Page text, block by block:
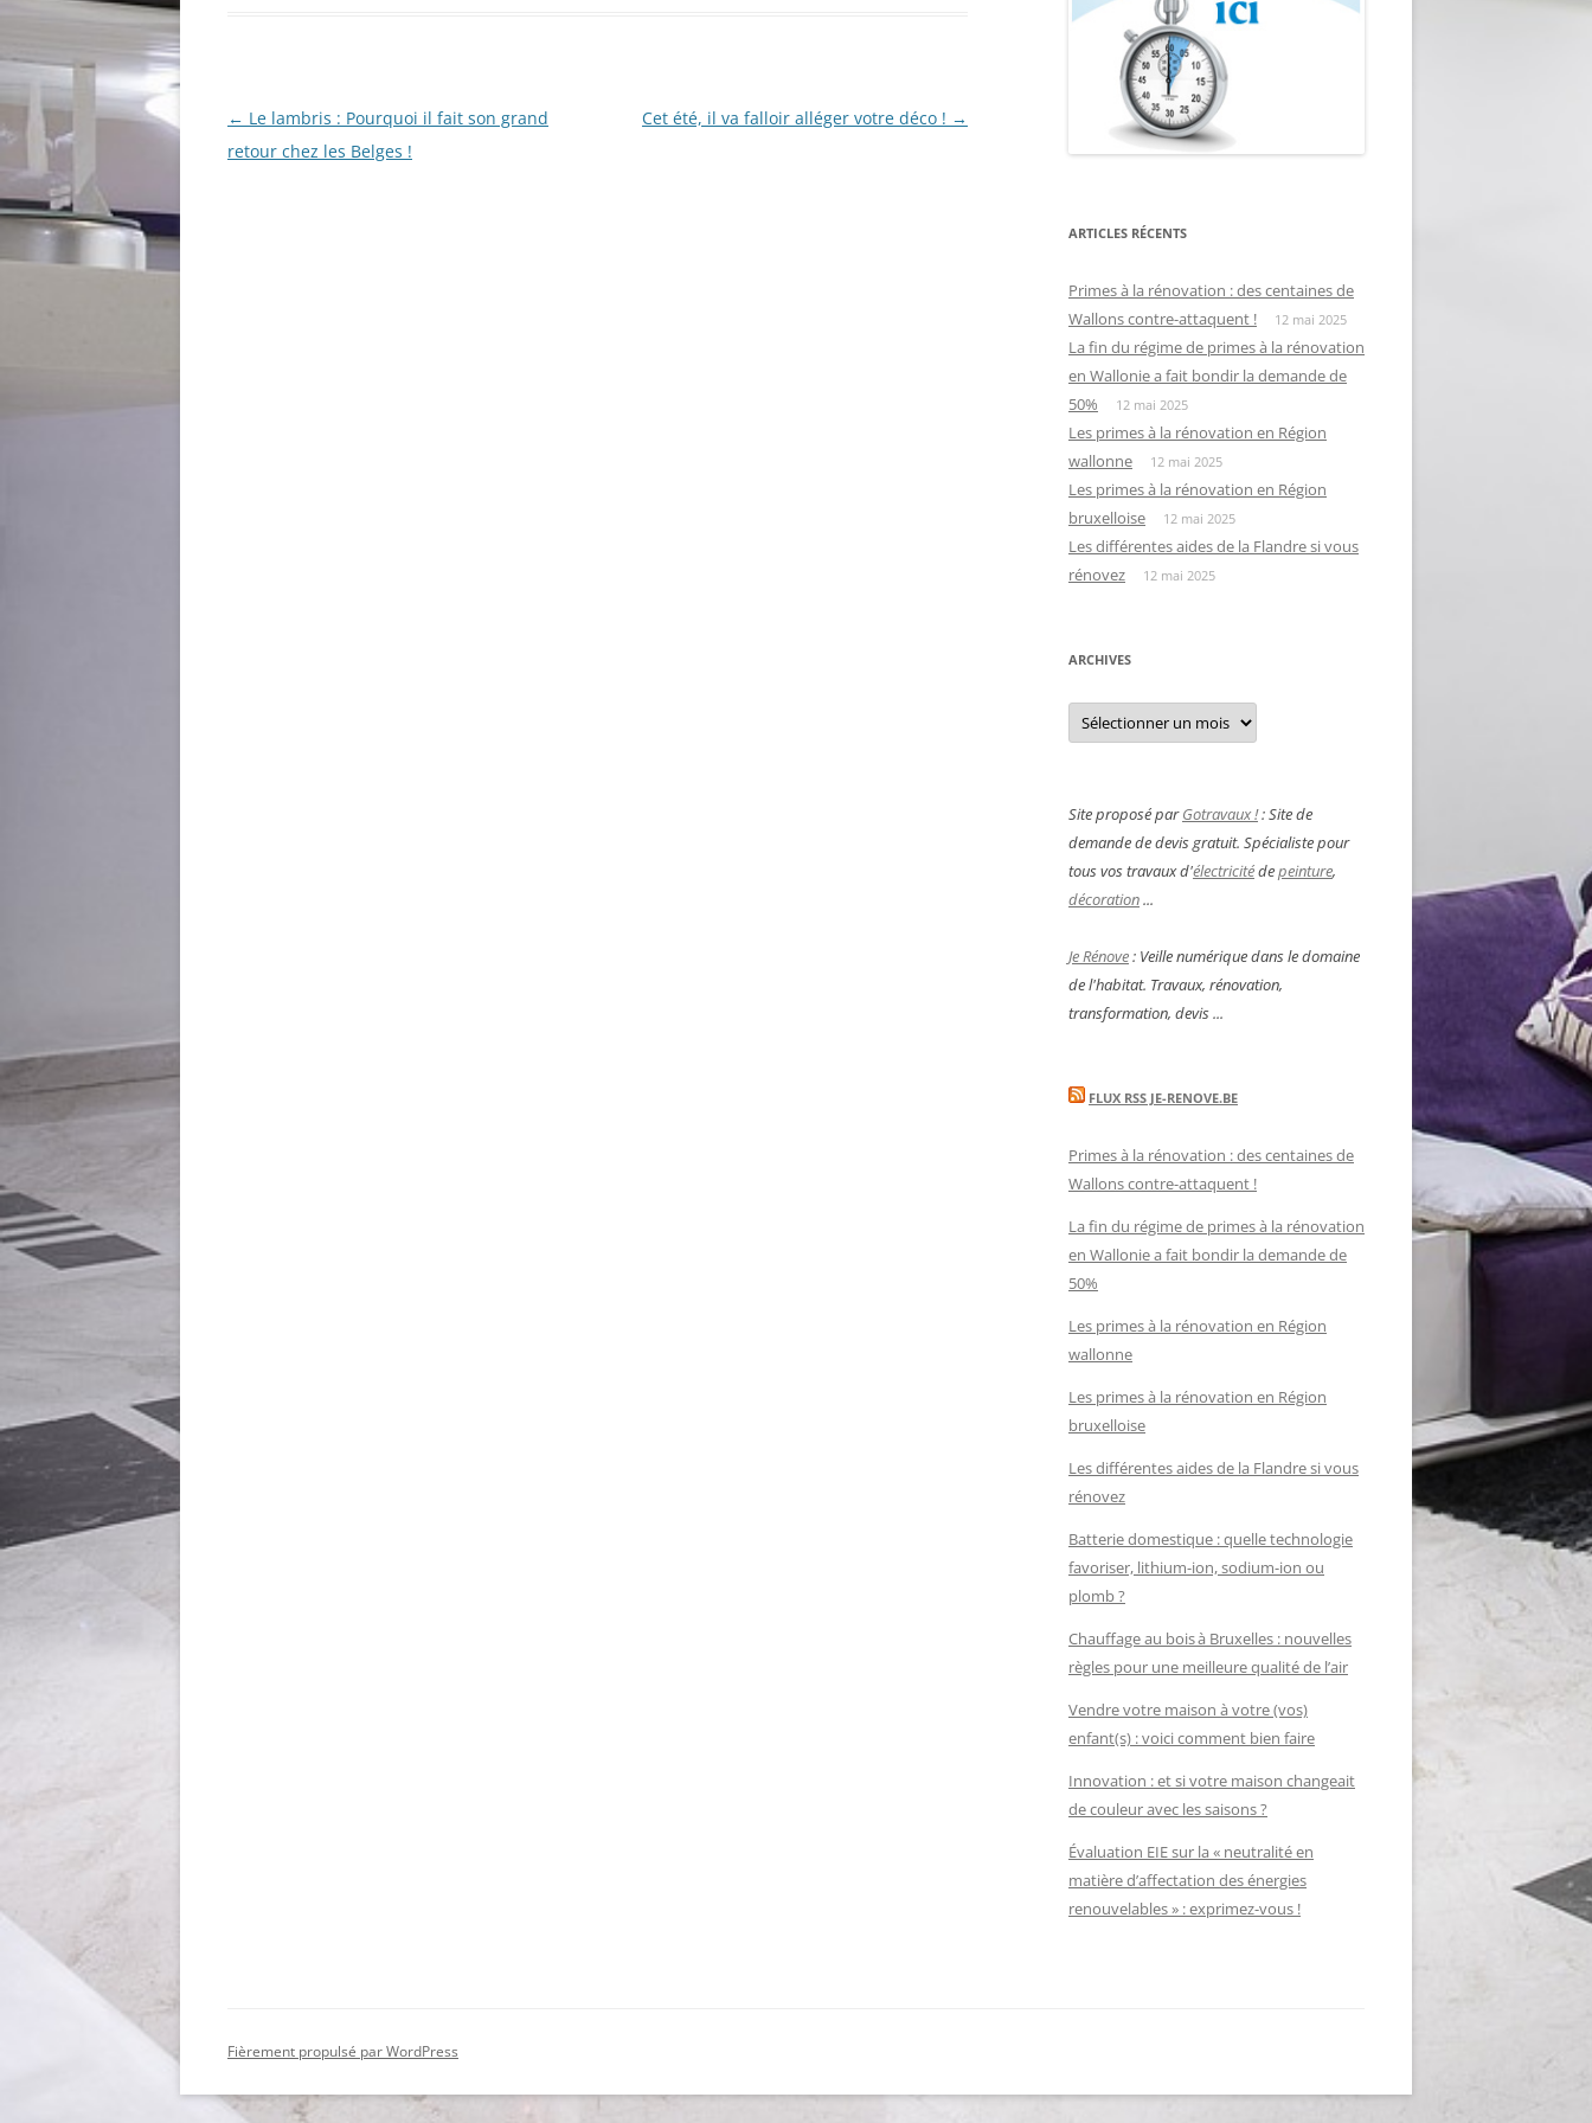
Navigation
des
← Le lambris : Pourquoi il fait son grand
retour chez les Belges !
Cet été, il va falloir alléger votre déco ! →
ARTICLES RÉCENTS
Primes à la rénovation : des centaines de
Wallons contre-attaquent !
12 mai 2025
La fin du régime de primes à la rénovation
en Wallonie a fait bondir la demande de
50%
12 mai 2025
Les primes à la rénovation en Région
wallonne
12 mai 2025
Les primes à la rénovation en Région
bruxelloise
12 mai 2025
Les différentes aides de la Flandre si vous
rénovez
12 mai 2025
ARCHIVES
Archives
Site proposé parGotravaux !: Site de
demande de devis gratuit. Spécialiste pour
tous vos travaux d'électricitédepeinture,
décoration...
Je Rénove: Veille numérique dans le domaine
de l'habitat. Travaux, rénovation,
transformation, devis ...
FLUX RSS JE-RENOVE.BE
Primes à la rénovation : des centaines de
Wallons contre-attaquent !
La fin du régime de primes à la rénovation
en Wallonie a fait bondir la demande de
50%
Les primes à la rénovation en Région
wallonne
Les primes à la rénovation en Région
bruxelloise
Les différentes aides de la Flandre si vous
rénovez
Batterie domestique : quelle technologie
favoriser, lithium-ion, sodium-ion ou
plomb ?
Chauffage au bois à Bruxelles : nouvelles
règles pour une meilleure qualité de l’air
Vendre votre maison à votre (vos)
enfant(s) : voici comment bien faire
Innovation : et si votre maison changeait
de couleur avec les saisons ?
Évaluation EIE sur la « neutralité en
matière d’affectation des énergies
renouvelables » : exprimez-vous !
Fièrement propulsé par WordPress